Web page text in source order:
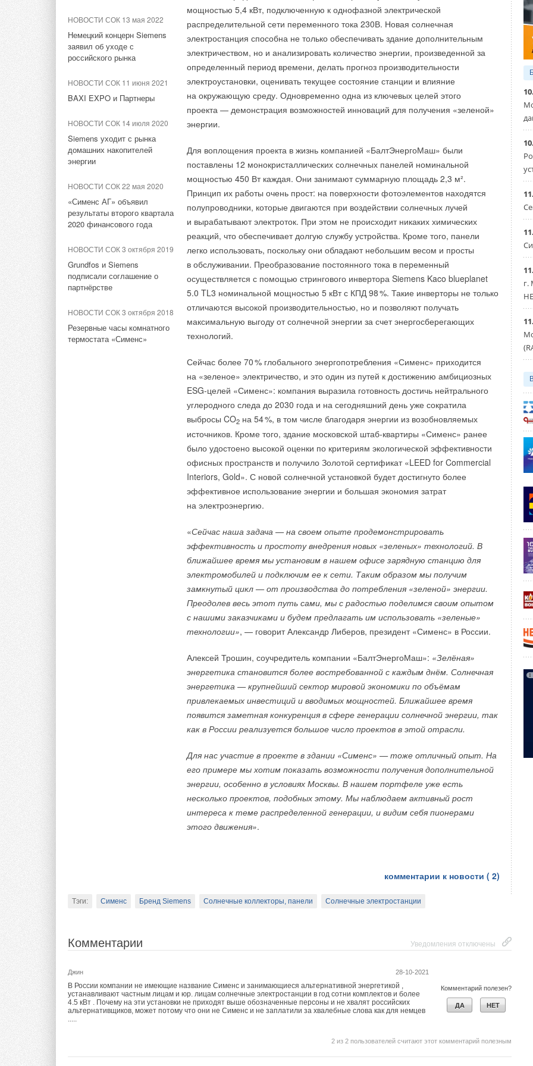
НОВОСТИ СОК 13 мая 2022
Немецкий концерн Siemens
заявил об уходе с
российского рынка
НОВОСТИ СОК 11 июня 2021
BAXI EXPO и Партнеры
НОВОСТИ СОК 14 июля 2020
Siemens уходит с рынка
домашних накопителей
энергии
НОВОСТИ СОК 22 мая 2020
«Сименс АГ» объявил
результаты второго квартала
2020 финансового года
НОВОСТИ СОК 3 октября 2019
Grundfos и Siemens
подписали соглашение о
партнёрстве
НОВОСТИ СОК 3 октября 2018
Резервные часы комнатного
термостата «Сименс»
мощностью 5,4 кВт, подключенную к однофазной электрической
распределительной сети переменного тока 230В. Новая солнечная
электростанция способна не только обеспечивать здание дополнительным
электричеством, но и анализировать количество энергии, произведенной за
определенный период времени, делать прогноз производительности
электроустановки, оценивать текущее состояние станции и влияние
на окружающую среду. Одновременно одна из ключевых целей этого
проекта — демонстрация возможностей инноваций для получения «зеленой»
энергии.
Для воплощения проекта в жизнь компанией «БалтЭнергоМаш» были
поставлены 12 монокристаллических солнечных панелей номинальной
мощностью 450 Вт каждая. Они занимают суммарную площадь 2,3 м².
Принцип их работы очень прост: на поверхности фотоэлементов находятся
полупроводники, которые двигаются при воздействии солнечных лучей
и вырабатывают электроток. При этом не происходит никаких химических
реакций, что обеспечивает долгую службу устройства. Кроме того, панели
легко использовать, поскольку они обладают небольшим весом и просты
в обслуживании. Преобразование постоянного тока в переменный
осуществляется с помощью стрингового инвертора Siemens Kaco blueplanet
5.0 TL3 номинальной мощностью 5 кВт с КПД 98%. Такие инверторы не только
отличаются высокой производительностью, но и позволяют получать
максимальную выгоду от солнечной энергии за счет энергосберегающих
технологий.
Сейчас более 70% глобального энергопотребления «Сименс» приходится
на «зеленое» электричество, и это один из путей к достижению амбициозных
ESG-целей «Сименс»: компания выразила готовность достичь нейтрального
углеродного следа до 2030 года и на сегодняшний день уже сократила
выбросы CO2 на 54%, в том числе благодаря энергии из возобновляемых
источников. Кроме того, здание московской штаб-квартиры «Сименс» ранее
было удостоено высокой оценки по критериям экологической эффективности
офисных пространств и получило Золотой сертификат «LEED for Commercial
Interiors, Gold». С новой солнечной установкой будет достигнуто более
эффективное использование энергии и большая экономия затрат
на электроэнергию.
«Сейчас наша задача — на своем опыте продемонстрировать
эффективность и простоту внедрения новых «зеленых» технологий. В
ближайшее время мы установим в нашем офисе зарядную станцию для
электромобилей и подключим ее к сети. Таким образом мы получим
замкнутый цикл — от производства до потребления «зеленой» энергии.
Преодолев весь этот путь сами, мы с радостью поделимся своим опытом
с нашими заказчиками и будем предлагать им использовать «зеленые»
технологии», — говорит Александр Либеров, президент «Сименс» в России.
Алексей Трошин, соучредитель компании «БалтЭнергоМаш»: «Зелёная»
энергетика становится более востребованной с каждым днём. Солнечная
энергетика — крупнейший сектор мировой экономики по объёмам
привлекаемых инвестиций и вводимых мощностей. Ближайшее время
появится заметная конкуренция в сфере генерации солнечной энергии, так
как в России реализуется большое число проектов в этой отрасли.
Для нас участие в проекте в здании «Сименс» — тоже отличный опыт. На
его примере мы хотим показать возможности получения дополнительной
энергии, особенно в условиях Москвы. В нашем портфеле уже есть
несколько проектов, подобных этому. Мы наблюдаем активный рост
интереса к теме распределенной генерации, и видим себя пионерами
этого движения».
комментарии к новости (2)
Тэги: Сименс Бренд Siemens Солнечные коллекторы, панели Солнечные электростанции
Уведомления отключены
Комментарии
28-10-2021
Джин
В России компании не имеющие название Сименс и занимающиеся альтернативной энергетикой ,
устанавливают частным лицам и юр. лицам солнечные электростанции в год сотни комплектов и более
4.5 кВт . Почему на эти установки не приходят выше обозначенные персоны и не хвалят российских
альтернативщиков, может потому что они не Сименс и не заплатили за хвалебные слова как для немцев
.....
Комментарий полезен?
ДА НЕТ
2 из2 пользователей считают этот комментарий полезным
г.
Новый фирменный магазин
Midea открылся в Сургуте
НОВОСТИ СОК 27 июля 2026
ключевая платформа для
развития инженерных систем
Центральной Азии
Впервые на Heat&Power:
Форум «Собственная
генерация»
Всемирный день холода
(World Refrigeration Day)
представил сообщество
которые, к сожалению, тоже порой присутствуют на рынке», — отметил
генеральный директор компании «ПромМашТест» Алексей Филатчев.
В ИЦ «ПромМашТест» проводятся испытания по 32 Техническим регламентам
Таможенного союза. Соответственно, они охватывают 32 различные области
продукции: электрооборудование, детские товары, мебель, оборудование
тяжелого машиностроения, автокомпоненты и многое другое.
Отдельный интерес у журналистов, которые специализируются на теме
недвижимости, вызвали тесты отделочных материалов и спецодежды для
строителей. В лаборатории низковольтного оборудования один из журналистов
в течение 5 минут испытывал на себе условия крайнего Севера, находясь
в специальном строительном костюме в климатической камере при
температуре — минус 60 градусов по Цельсию. Следует отметить, что костюм
предварительно был успешно «протестирован» испытательным роботом
Журналисты своими глазами увидели, как испытываются детские коляски,
детская/взрослая одежда, как проверяются отделочные материалы
на токсичность, а мебель на прочность.
Для показательных испытаний эксперты сымитировали падение арматуры
на строительные каски, на манекенах проверяли надежность страховочных
поясов.
В лаборатории средств индивидуальной защиты гостям показали тест
на проникновение хлорида натрия в подмасочное пространство: в условиях
повышенной токсичности оказалось недостаточно хорошего фильтра для
противогаза — он должен плотно прилегать к лицу и голове, чтобы
не допустить проникновение вредных веществ.